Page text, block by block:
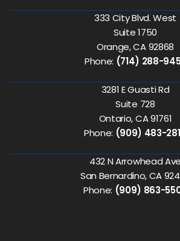
333 City Blvd. West
Suite 1750
Orange, CA 92868
Phone: (714) 288-
3281 E Guasti Rd
Suite 728
Ontario, CA 91761
Phone: (909) 483-
432 N Arrowhead Ave
San Bernardino, CA
Phone: (909) 863-